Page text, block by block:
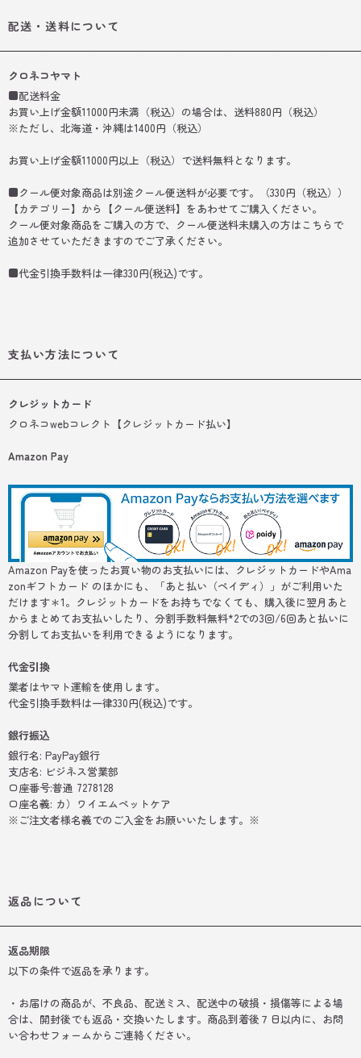
配送・送料について
クロネコヤマト
■配送料金
お買い上げ金額11000円未満（税込）の場合は、送料880円（税込）
※ただし、北海道・沖縄は1400円（税込）
お買い上げ金額11000円以上（税込）で送料無料となります。
■クール便対象商品は別途クール便送料が必要です。（330円（税込））
【カテゴリー】から【クール便送料】をあわせてご購入ください。
クール便対象商品をご購入の方で、クール便送料未購入の方はこちらで
追加させていただきますのでご了承ください。
■代金引換手数料は一律330円(税込)です。
支払い方法について
クレジットカード
クロネコwebコレクト【クレジットカード払い】
Amazon Pay
Amazon Payを使ったお買い物のお支払いには、クレジットカードやAma
zonギフトカード のほかにも、「あと払い（ペイディ）」がご利用いた
だけます＊1。クレジットカードをお持ちでなくても、購入後に翌月あと
からまとめてお支払いしたり、分割手数料無料*2での3回/6回あと払いに
分割してお支払いを利用できるようになります。
代金引換
業者はヤマト運輸を使用します。
代金引換手数料は一律330円(税込)です。
銀行振込
銀行名: PayPay銀行
支店名: ビジネス営業部
口座番号:普通 7278128
口座名義: カ）ワイエムペットケア
※ご注文者様名義でのご入金をお願いいたします。※
返品について
返品期限
以下の条件で返品を承ります。
・お届けの商品が、不良品、配送ミス、配送中の破損・損傷等による場
合は、開封後でも返品・交換いたします。商品到着後７日以内に、お問
い合わせフォームからご連絡ください。